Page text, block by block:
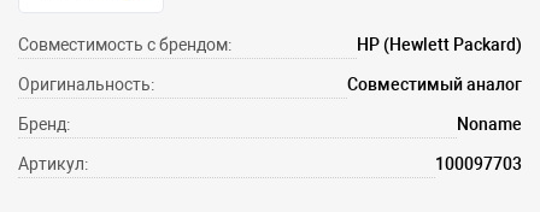
Совместимость с брендом: HP (Hewlett Packard)
Оригинальность: Совместимый аналог
Бренд: Noname
Артикул: 100097703